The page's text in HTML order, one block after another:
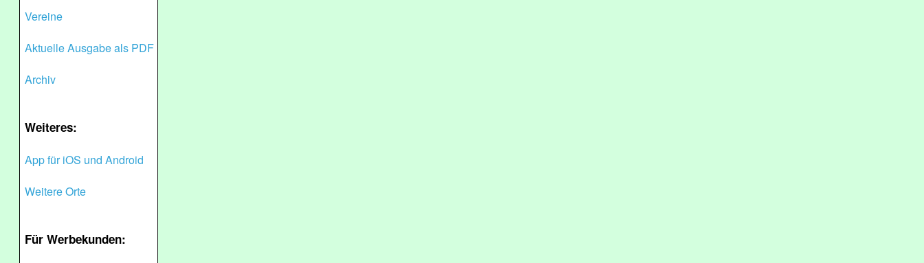
Vereine
Aktuelle Ausgabe als PDF
Archiv
Weiteres:
App für iOS und Android
Weitere Orte
Für Werbekunden: